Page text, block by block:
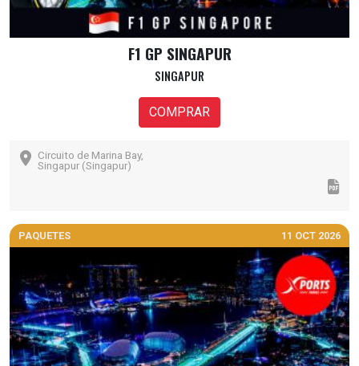
F1 GP SINGAPUR
SINGAPUR
COMPRAR
Circuito de Marina Bay,
Singapur (Singapur)
PAQUETES 11 OCT 2026